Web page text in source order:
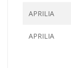
APRILIA
APRILIA